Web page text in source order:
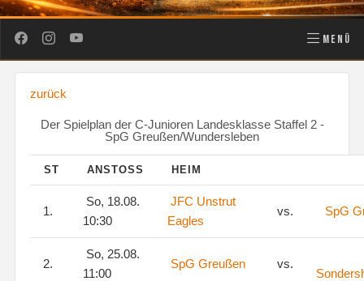
MENÜ
zurück
Der Spielplan der C-Junioren Landesklasse Staffel 2 -
SpG Greußen/Wundersleben
ST ANSTOSS HEIM
1.
So, 18.08.
10:30
JFC Unstrut
Eagles
vs. SpG
2.
So, 25.08.
11:00
SpG Greußen vs.